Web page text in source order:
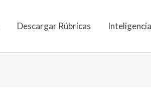
Descargar Rúbricas